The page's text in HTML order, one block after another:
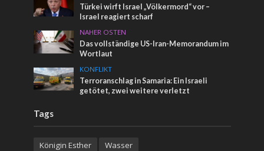
Türkei wirft Israel „Völkermord“ vor –
Israel reagiert scharf
NAHER OSTEN
Das vollständige US-Iran-Memorandum im
Wortlaut
KONFLIKT
Terroranschlag in Samaria: Ein Israeli
getötet, zwei weitere verletzt
Tags
Königin Esther
Wasser